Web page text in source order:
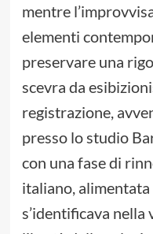
mentre
elementi
preservare una
scevra da
registrazione,
presso lo studio
con una fase di
italiano, alimentata
s’identificava